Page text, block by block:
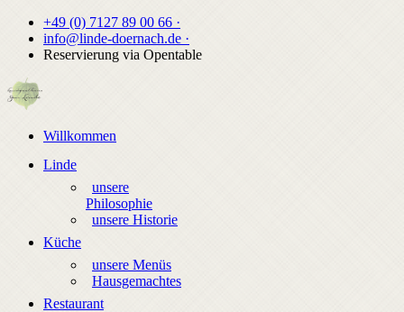
+49 (0) 7127 89 00 66 ·
info@linde-doernach.de ·
Reservierung via Opentable
Willkommen
Linde
unsere
Philosophie
unsere Historie
Küche
unsere Menüs
Hausgemachtes
Restaurant